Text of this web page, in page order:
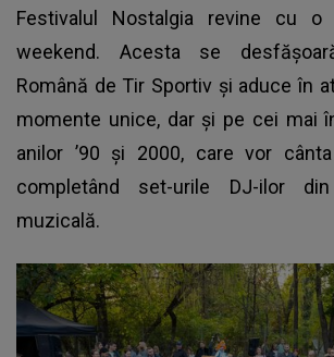
Festivalul Nostalgia revine cu
weekend. Acesta se
Română de Tir Sportiv și aduce în
momente unice, dar și pe cei mai
anilor ’90 și 2000, care vor
completând set-urile DJ-ilor
muzicală.